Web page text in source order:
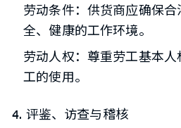
劳动条件：供货商应确保
全、健康的工作环境。
劳动人权：尊重劳工基本
工的使用。
评鉴、访查与稽核